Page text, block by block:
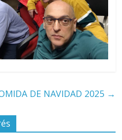
DE NAVIDAD 2025 →